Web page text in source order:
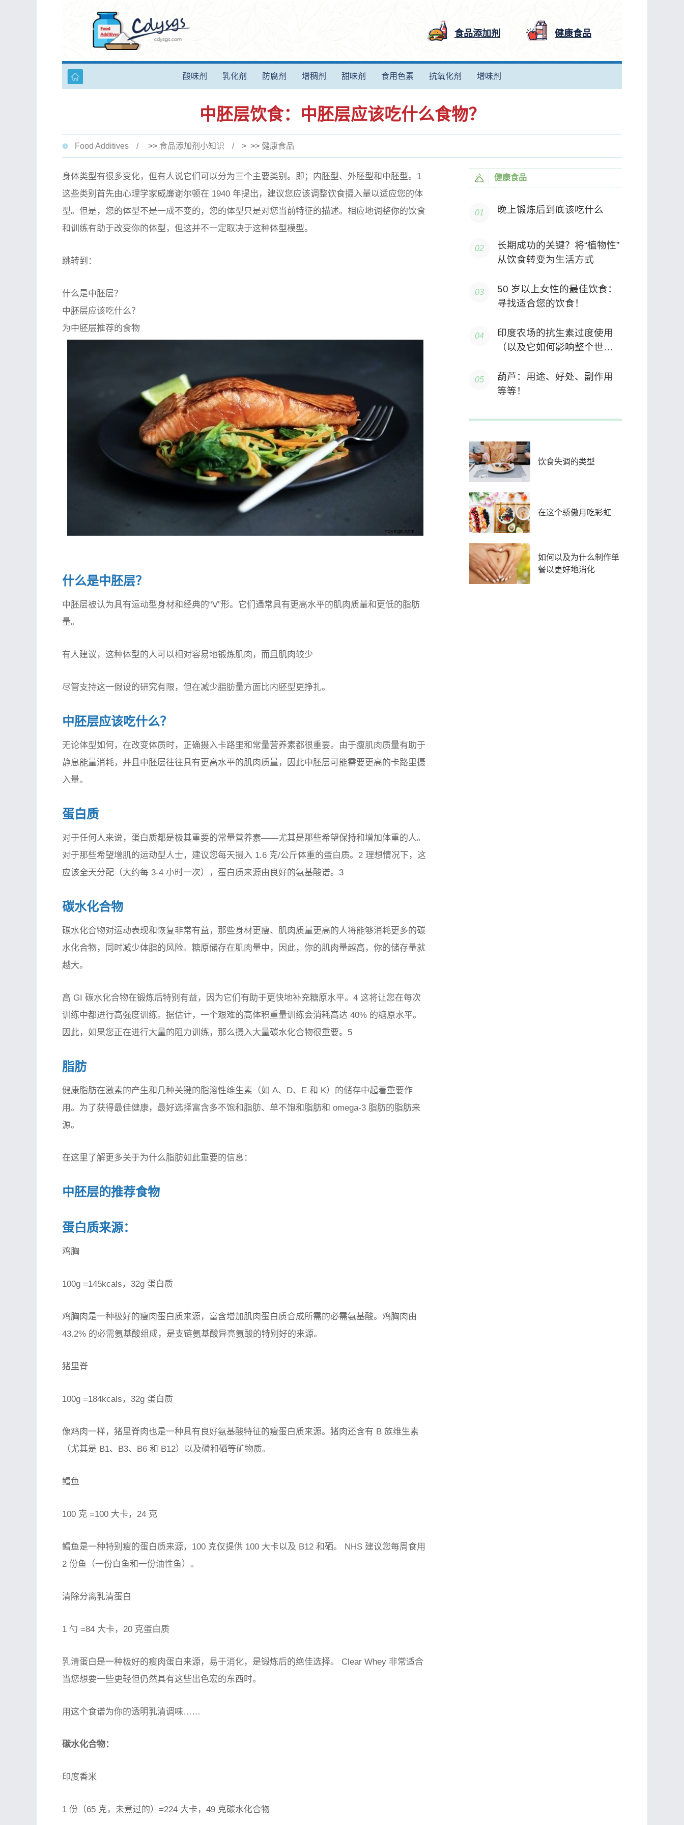
食品添加剂 健康食品
酸味剂 乳化剂 防腐剂 增稠剂 甜味剂 食用色素 抗氧化剂 增味剂
中胚层饮食：中胚层应该吃什么食物？
Food Additives >> 食品添加剂小知识 > >> 健康食品
身体类型有很多变化，但有人说它们可以分为三个主要类别。即；内胚型、外胚型和中胚型。1
这些类别首先由心理学家威廉谢尔顿在 1940 年提出，建议您应该调整饮食摄入量以适应您的体
型。但是，您的体型不是一成不变的，您的体型只是对您当前特征的描述。相应地调整你的饮食
和训练有助于改变你的体型，但这并不一定取决于这种体型模型。
跳转到：
什么是中胚层？
中胚层应该吃什么？
为中胚层推荐的食物
什么是中胚层？
中胚层被认为具有运动型身材和经典的“V”形。它们通常具有更高水平的肌肉质量和更低的脂肪
量。
有人建议，这种体型的人可以相对容易地锻炼肌肉，而且肌肉较少
尽管支持这一假设的研究有限，但在减少脂肪量方面比内胚型更挣扎。
中胚层应该吃什么？
无论体型如何，在改变体质时，正确摄入卡路里和常量营养素都很重要。由于瘦肌肉质量有助于
静息能量消耗，并且中胚层往往具有更高水平的肌肉质量，因此中胚层可能需要更高的卡路里摄
入量。
蛋白质
对于任何人来说，蛋白质都是极其重要的常量营养素——尤其是那些希望保持和增加体重的人。
对于那些希望增肌的运动型人士，建议您每天摄入 1.6 克/公斤体重的蛋白质。2 理想情况下，这
应该全天分配（大约每 3-4 小时一次），蛋白质来源由良好的氨基酸谱。3
碳水化合物
碳水化合物对运动表现和恢复非常有益，那些身材更瘦、肌肉质量更高的人将能够消耗更多的碳
水化合物，同时减少体脂的风险。糖原储存在肌肉量中，因此，你的肌肉量越高，你的储存量就
越大。
高 GI 碳水化合物在锻炼后特别有益，因为它们有助于更快地补充糖原水平。4 这将让您在每次
训练中都进行高强度训练。据估计，一个艰难的高体积重量训练会消耗高达 40% 的糖原水平。
因此，如果您正在进行大量的阻力训练，那么摄入大量碳水化合物很重要。5
脂肪
健康脂肪在激素的产生和几种关键的脂溶性维生素（如 A、D、E 和 K）的储存中起着重要作
用。为了获得最佳健康，最好选择富含多不饱和脂肪、单不饱和脂肪和 omega-3 脂肪的脂肪来
源。
在这里了解更多关于为什么脂肪如此重要的信息：
中胚层的推荐食物
蛋白质来源：
鸡胸
100g =145kcals，32g 蛋白质
鸡胸肉是一种极好的瘦肉蛋白质来源，富含增加肌肉蛋白质合成所需的必需氨基酸。鸡胸肉由
43.2% 的必需氨基酸组成，是支链氨基酸异亮氨酸的特别好的来源。
猪里脊
100g =184kcals，32g 蛋白质
像鸡肉一样，猪里脊肉也是一种具有良好氨基酸特征的瘦蛋白质来源。猪肉还含有 B 族维生素
（尤其是 B1、B3、B6 和 B12）以及磷和硒等矿物质。
鳕鱼
100 克 =100 大卡，24 克
鳕鱼是一种特别瘦的蛋白质来源，100 克仅提供 100 大卡以及 B12 和硒。 NHS 建议您每周食用
2 份鱼（一份白鱼和一份油性鱼）。
清除分离乳清蛋白
1 勺 =84 大卡，20 克蛋白质
乳清蛋白是一种极好的瘦肉蛋白来源，易于消化，是锻炼后的绝佳选择。 Clear Whey 非常适合
当您想要一些更轻但仍然具有这些出色宏的东西时。
用这个食谱为你的透明乳清调味……
碳水化合物：
印度香米
1 份（65 克，未煮过的）=224 大卡，49 克碳水化合物
健康食品
晚上锻炼后到底该吃什么
长期成功的关键？将“植物性”
从饮食转变为生活方式
50 岁以上女性的最佳饮食：
寻找适合您的饮食！
印度农场的抗生素过度使用
（以及它如何影响整个世
葫芦：用途、好处、副作用
等等！
饮食失调的类型
在这个骄傲月吃彩虹
如何以及为什么制作单
餐以更好地消化